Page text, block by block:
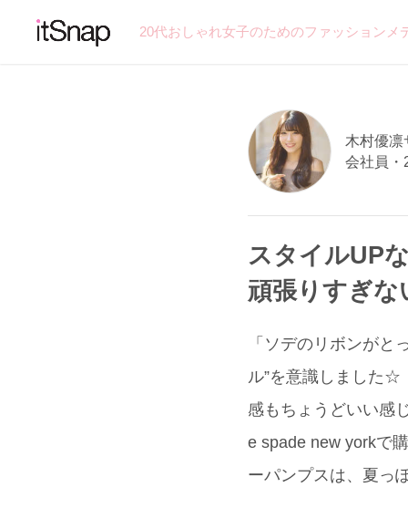
20代おしゃれ女子のためのファッション
木村優凛
会社員・
スタイルUP
頑張りすぎ
「ソデのリボンが
ル”を意識しました☆
感もちょうどいい感
e spade new yorkで
ーパンプスは、夏っ